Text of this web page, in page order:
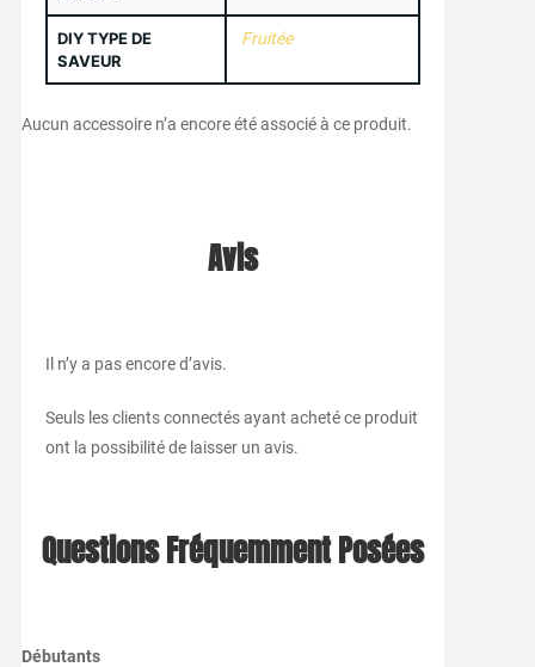
DIY TYPE DE
SAVEUR
Fruitée
Aucun accessoire n’a encore été associé à ce produit.
Avis
Il n’y a pas encore d’avis.
Seuls les clients connectés ayant acheté ce produit
ont la possibilité de laisser un avis.
Questions Fréquemment Posées
Débutants